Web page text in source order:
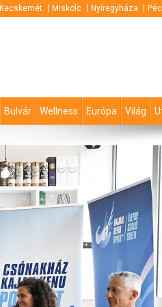
Kecskemét Miskolc Nyíregyháza
Bulvár Wellness Európa Világ